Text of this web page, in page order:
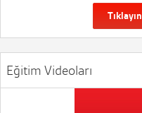
Eğitim Videoları